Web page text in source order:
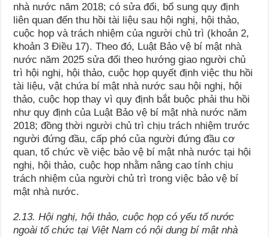
nhà nước năm 2018; có sửa đổi, bổ sung quy định
liên quan đến thu hồi tài liệu sau hội nghị, hội thảo,
cuộc họp và trách nhiệm của người chủ trì (khoản 2,
khoản 3 Điều 17). Theo đó, Luật Bảo vệ bí mật nhà
nước năm 2025 sửa đổi theo hướng giao người chủ
trì hội nghị, hội thảo, cuộc họp quyết định việc thu hồi
tài liệu, vật chứa bí mật nhà nước sau hội nghị, hội
thảo, cuộc họp thay vì quy định bắt buộc phải thu hồi
như quy định của Luật Bảo vệ bí mật nhà nước năm
2018; đồng thời người chủ trì chịu trách nhiệm trước
người đứng đầu, cấp phó của người đứng đầu cơ
quan, tổ chức về việc bảo vệ bí mật nhà nước tại hội
nghị, hội thảo, cuộc họp nhằm nâng cao tính chịu
trách nhiệm của người chủ trì trong việc bảo vệ bí
mật nhà nước.
2.13. Hội nghị, hội thảo, cuộc họp có yếu tố nước
ngoài tổ chức tại Việt Nam có nội dung bí mật nhà